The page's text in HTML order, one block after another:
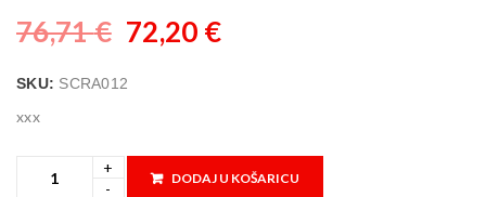
76,71€ 72,20 €
SKU: SCRA012
xxx
DODAJ U KOŠARICU